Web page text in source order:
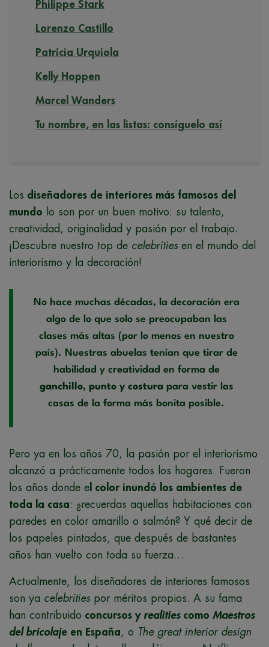
Philippe Stark
Lorenzo Castillo
Patricia Urquiola
Kelly Hoppen
Marcel Wanders
Tu nombre, en las listas: consíguelo así
Los diseñadores de interiores más famosos del
mundo lo son por un buen motivo: su talento,
creatividad, originalidad y pasión por el trabajo.
¡Descubre nuestro top de celebrities en el mundo del
interiorismo y la decoración!
No hace muchas décadas, la decoración era
algo de lo que solo se preocupaban las
clases más altas (por lo menos en nuestro
país). Nuestras abuelas tenían que tirar de
habilidad y creatividad en forma de
ganchillo, punto y costurapara vestir las
casas de la forma más bonita posible.
Pero ya en los años 70, la pasión por el interiorismo
alcanzó a prácticamente todos los hogares. Fueron
los años donde e l color inundó los ambientes de
toda la casa: ¿recuerdas aquellas habitaciones con
paredes en color amarillo o salmón? Y qué decir de
los papeles pintados, que después de bastantes
años han vuelto con toda su fuerza…
Actualmente, los diseñadores de interiores famosos
son ya celebrities por méritos propios. A su fama
han contribuido concursos y realitiescomo Maestros
del bricolaje en España, o The great interior design